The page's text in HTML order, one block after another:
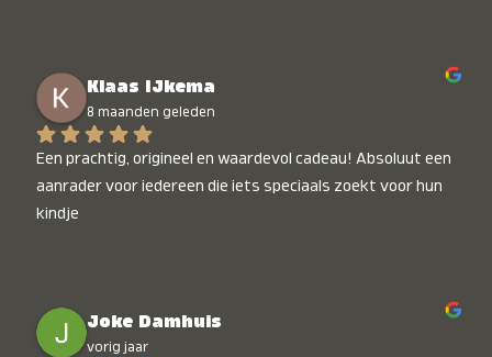
Klaas IJkema
8 maanden geleden
Een prachtig, origineel en waardevol cadeau! Absoluut een
aanrader voor iedereen die iets speciaals zoekt voor hun
kindje
Joke Damhuis
vorig jaar